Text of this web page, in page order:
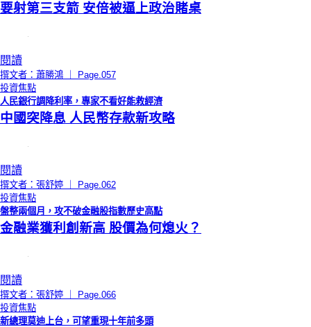
要射第三支箭 安倍被逼上政治賭桌
閱讀
撰文者：蕭勝鴻 ｜ Page.057
投資焦點
人民銀行調降利率，專家不看好能救經濟
中國突降息 人民幣存款新攻略
閱讀
撰文者：張舒婷 ｜ Page.062
投資焦點
盤整兩個月，攻不破金融股指數歷史高點
金融業獲利創新高 股價為何熄火？
閱讀
撰文者：張舒婷 ｜ Page.066
投資焦點
新總理莫迪上台，可望重現十年前多頭